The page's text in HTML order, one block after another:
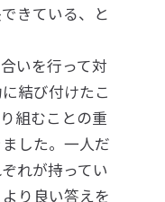
きている、と
いを行って対
結び付けたこ
組むことの重
した。一人だ
れが持ってい
り良い答えを